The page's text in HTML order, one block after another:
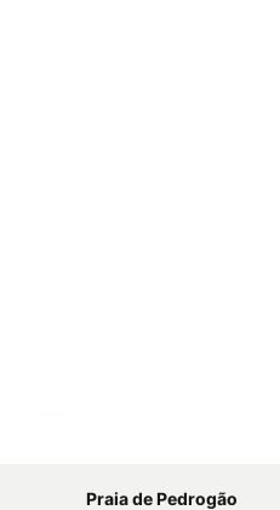
Praia de Pedrogão